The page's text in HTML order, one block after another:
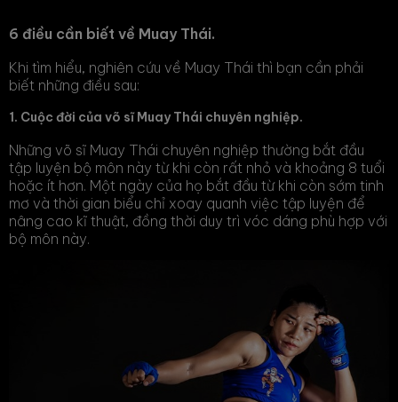
6 điều cần biết về Muay Thái.
Khi tìm hiểu, nghiên cứu về Muay Thái thì bạn cần phải
biết những điều sau:
1. Cuộc đời của võ sĩ Muay Thái chuyên nghiệp.
Những võ sĩ Muay Thái chuyên nghiệp thường bắt đầu
tập luyện bộ môn này từ khi còn rất nhỏ và khoảng 8 tuổi
hoặc ít hơn. Một ngày của họ bắt đầu từ khi còn sớm tinh
mơ và thời gian biểu chỉ xoay quanh việc tập luyện để
nâng cao kĩ thuật, đồng thời duy trì vóc dáng phù hợp với
bộ môn này.